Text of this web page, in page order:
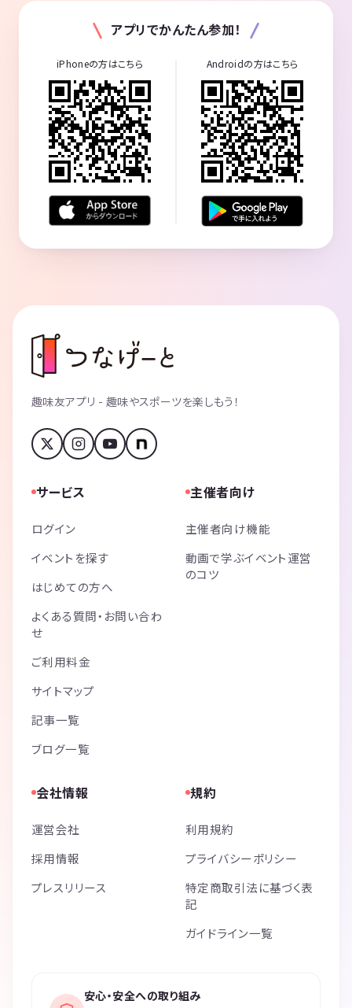
アプリでかんたん参加！
iPhoneの方はこちら Androidの方はこちら
趣味友アプリ - 趣味やスポーツを楽しもう！
サービス
ログイン
イベントを探す
はじめての方へ
よくある質問・お問い合わ
せ
ご利用料金
サイトマップ
記事一覧
ブログ一覧
主催者向け
主催者向け機能
動画で学ぶイベント運営
のコツ
会社情報
運営会社
採用情報
プレスリリース
規約
利用規約
プライバシーポリシー
特定商取引法に基づく表
記
ガイドライン一覧
安心・安全への取り組み